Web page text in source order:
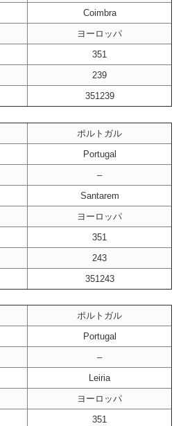
Coimbra
ヨーロッパ
351
239
351239
ポルトガル
Portugal
–
Santarem
ヨーロッパ
351
243
351243
ポルトガル
Portugal
–
Leiria
ヨーロッパ
351